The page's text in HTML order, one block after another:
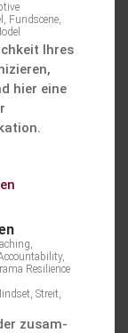
, Fundscene,
Ihres
hier eine
,
,
Resilience
,Streit,
zusam­